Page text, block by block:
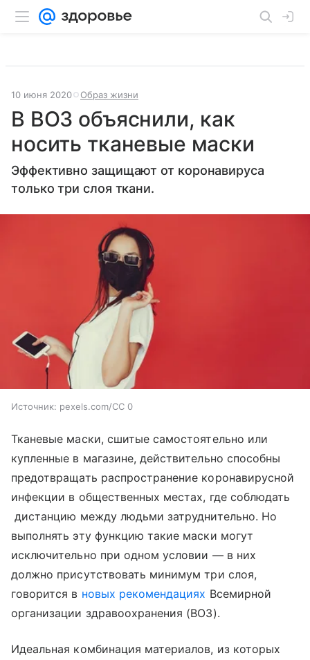
10 июня 2020 Образ жизни
В ВОЗ объяснили, как
носить тканевые маски
Эффективно защищают от коронавируса
только три слоя ткани.
Источник: pexels.com/CC 0
Тканевые маски, сшитые самостоятельно или
купленные в магазине, действительно способны
предотвращать распространение коронавирусной
инфекции в общественных местах, где соблюдать
дистанцию между людьми затруднительно. Но
выполнять эту функцию такие маски могут
исключительно при одном условии — в них
должно присутствовать минимум три слоя,
говорится в новых рекомендациях Всемирной
организации здравоохранения (ВОЗ).
Идеальная комбинация материалов, из которых